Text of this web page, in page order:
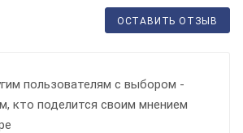
ОСТАВИТЬ ОТЗЫВ
пользователям с выбором -
кто поделится своим мнением